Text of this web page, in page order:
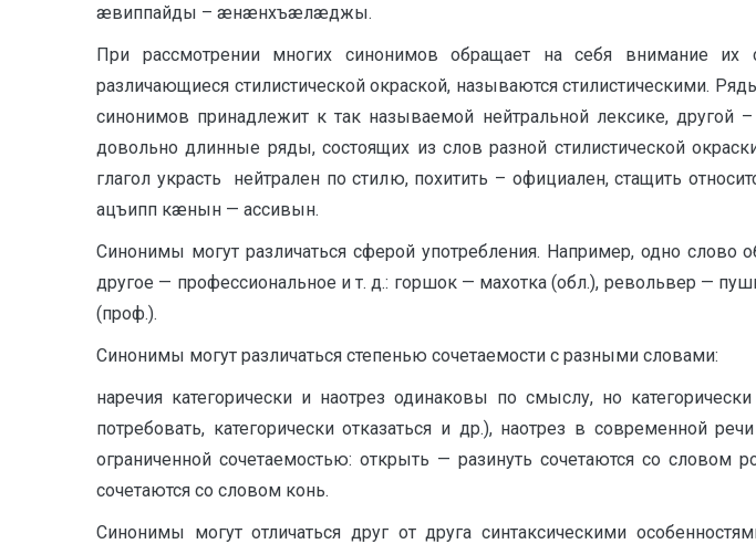
æвиппайды – æнæнхъæлæджы.
При рассмотрении многих синонимов обращает на себя внимание их
различающиеся стилистической окраской, называются стилистическими.
синонимов принадлежит к так называемой нейтральной лексике,
довольно длинные ряды, состоящих из слов разной стилистической
глагол украсть нейтрален по стилю, похитить – официален, стащить
ацъипп кæнын — ассивын.
Синонимы могут различаться сферой употребления. Например, одно слово
другое — профессиональное и т. д.: горшок — махотка (обл.), револьвер —
(проф.).
Синонимы могут различаться степенью сочетаемости с разными словами:
наречия категорически и наотрез одинаковы по смыслу, но
потребовать, категорически отказаться и др.), наотрез в современной
ограниченной сочетаемостью: открыть — разинуть сочетаются со
сочетаются со словом конь.
Синонимы могут отличаться друг от друга синтаксическими